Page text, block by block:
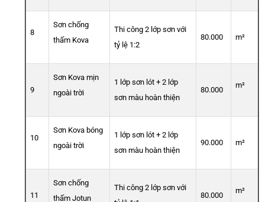
8
Sơn chống
thấm Kova
Thi công 2 lớp sơn với
tỷ lệ 1:2
80.000 m²
9
Sơn Kova mịn
ngoài trời
1 lớp sơn lót + 2 lớp
sơn màu hoàn thiện
80.000
m²
10
Sơn Kova bóng
ngoài trời
1 lớp sơn lót + 2 lớp
sơn màu hoàn thiện
90.000 m²
11
Sơn chống
thấm Jotun
Thi công 2 lớp sơn với
80.000
m²